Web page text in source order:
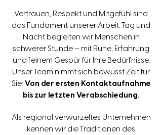
Vertrauen, Respekt und Mitgefühl sind
das Fundament unserer Arbeit. Tag und
Nacht begleiten wir Menschen in
schwerer Stunde — mit Ruhe, Erfahrung
und feinem Gespür für Ihre Bedürfnisse.
Unser Team nimmt sich bewusst Zeit für
Sie: Von der ersten Kontaktaufnahme
bis zur letzten Verabschiedung.
Als regional verwurzeltes Unternehmen
kennen wir die Traditionen des